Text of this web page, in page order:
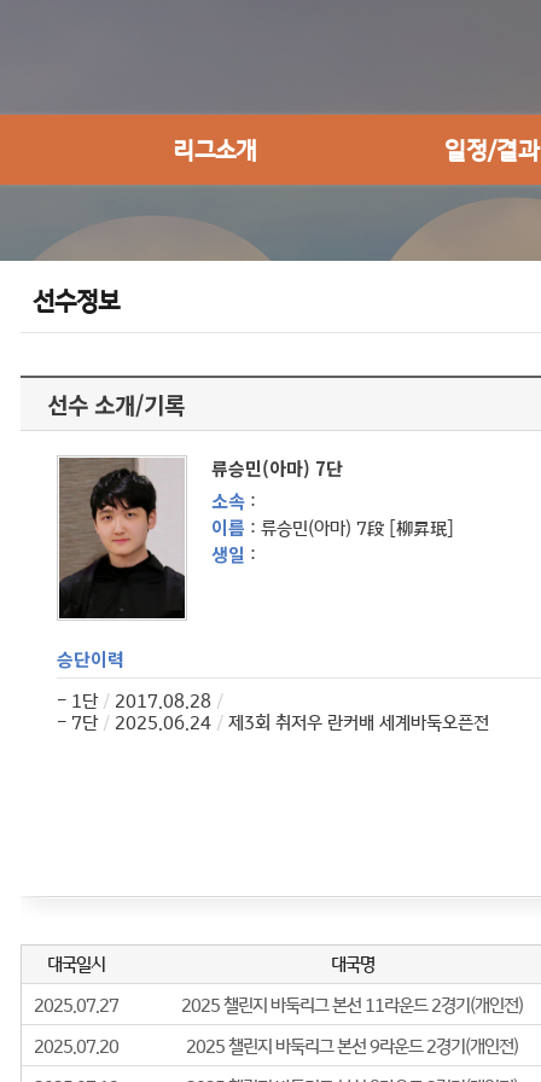
리그소개 일정/결과
선수정보
선수 소개/기록
류승민(아마) 7단
소속:
이름 : 류승민(아마) 7段 [柳昇珉]
생일 :
승단이력
- 1단 / 2017.08.28/
- 7단 / 2025.06.24/ 제3회 취저우 란커배 세계바둑오픈전